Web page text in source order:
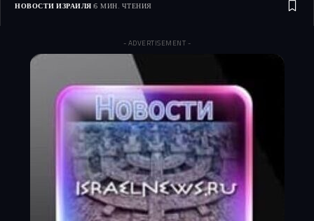
НОВОСТИ ИЗРАИЛЯ 6 МИН. ЧТЕНИЯ
- ADVERTISEMENT -